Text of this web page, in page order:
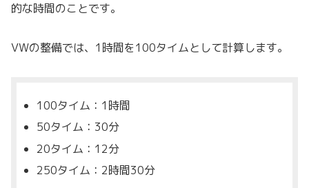
的な時間のことです。
VWの整備では、1時間を100タイムとして計算します。
100タイム：1時間
50タイム：30分
20タイム：12分
250タイム：2時間30分